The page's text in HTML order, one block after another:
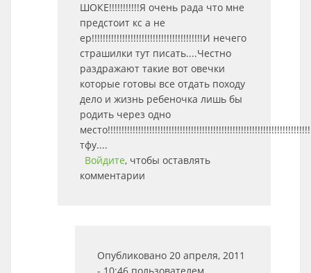
ШОКЕ!!!!!!!!!!!Я очень рада что мне
предстоит кс а не
ер!!!!!!!!!!!!!!!!!!!!!!!!!!!!!!!!!!!!!!!!И нечего
страшилки тут писать....Честно
раздражают такие вот овечки
которые готовы все отдать походу
дело и жизнь ребеночка лишь бы
родить через одно
тфу....
Войдите, чтобы оставлять
комментарии
Опубликовано 20 апреля, 2011